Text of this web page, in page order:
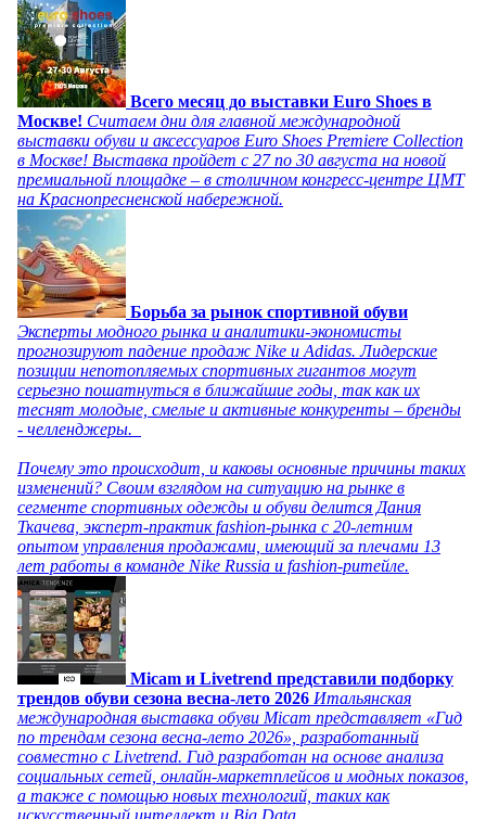
Всего месяц до выставки Euro Shoes в
Москве! Считаем дни для главной международной
выставки обуви и аксессуаров Euro Shoes Premiere Collection
в Москве! Выставка пройдет с 27 по 30 августа на новой
премиальной площадке – в столичном конгресс-центре ЦМТ
на Краснопресненской набережной.
Борьба за рынок спортивной обуви
Эксперты модного рынка и аналитики-экономисты
прогнозируют падение продаж Nike и Adidas. Лидерские
позиции непотопляемых спортивных гигантов могут
серьезно пошатнуться в ближайшие годы, так как их
теснят молодые, смелые и активные конкуренты – бренды
- челленджеры.
Почему это происходит, и каковы основные причины таких
изменений? Своим взглядом на ситуацию на рынке в
сегменте спортивных одежды и обуви делится Дания
Ткачева, эксперт-практик fashion-рынка с 20-летним
опытом управления продажами, имеющий за плечами 13
лет работы в команде Nike Russia и fashion-ритейле.
Micam и Livetrend представили подборку
трендов обуви сезона весна-лето 2026 Итальянская
международная выставка обуви Micam представляет «Гид
по трендам сезона весна-лето 2026», разработанный
совместно с Livetrend. Гид разработан на основе анализа
социальных сетей, онлайн-маркетплейсов и модных показов,
а также с помощью новых технологий, таких как
искусственный интеллект и Big Data.